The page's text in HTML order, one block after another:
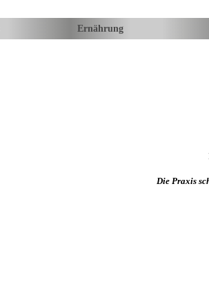
Ernährung
Die Praxis